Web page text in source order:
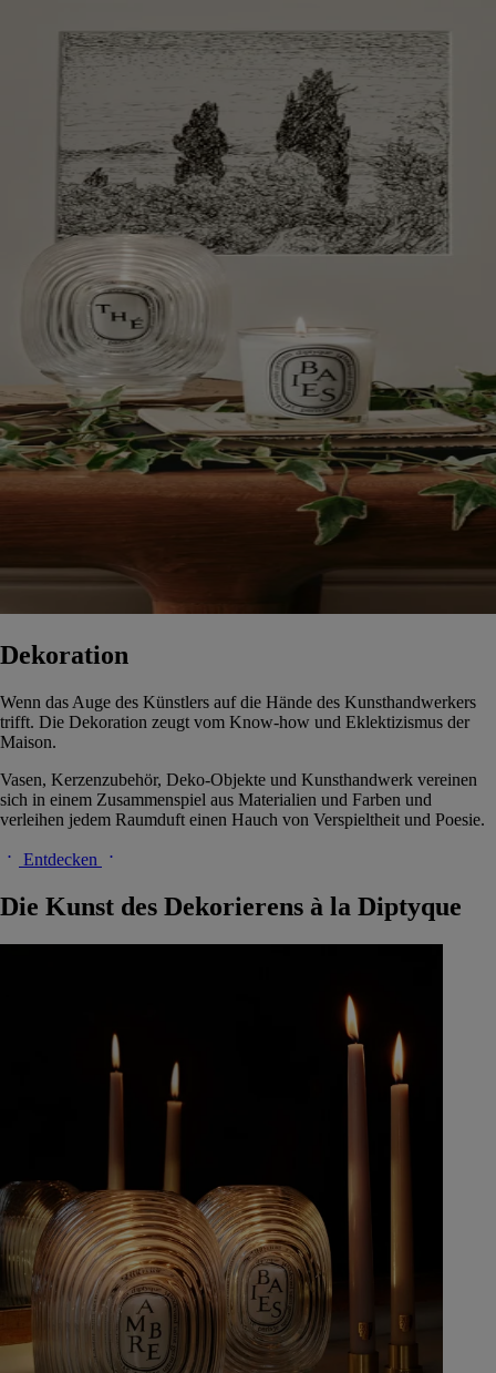
Dekoration
Wenn das Auge des Künstlers auf die Hände des Kunsthandwerkers
trifft. Die Dekoration zeugt vom Know-how und Eklektizismus der
Maison.
Vasen, Kerzenzubehör, Deko-Objekte und Kunsthandwerk vereinen
sich in einem Zusammenspiel aus Materialien und Farben und
verleihen jedem Raumduft einen Hauch von Verspieltheit und Poesie.
Entdecken
Die Kunst des Dekorierens à la Diptyque